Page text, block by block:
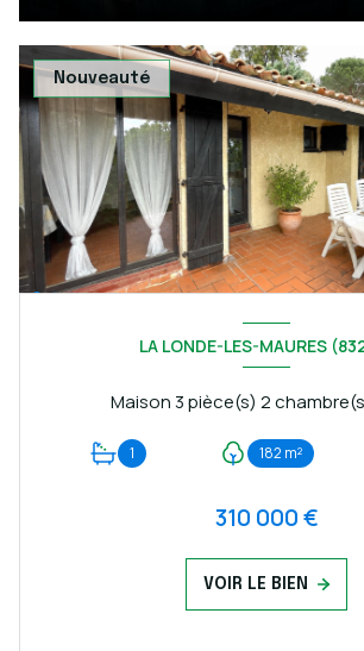
Nouveauté
LA LONDE-LES-MAURES
1 182 m²
310 000 €
VOIR LE BIEN